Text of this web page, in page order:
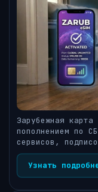
Зарубежная
пополнением по
сервисов,
Узнать